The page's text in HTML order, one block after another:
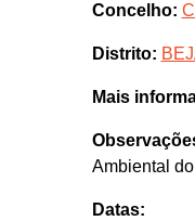
Concelho:
Distrito:
Mais
Ambiental
Datas: